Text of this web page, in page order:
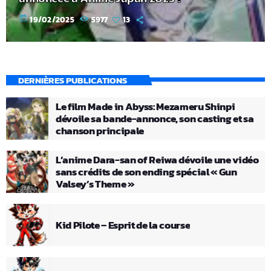
today 19/02/2025 5977 13
DERNIÈRES PUBLICATIONS
Le film Made in Abyss: Mezameru Shinpi
dévoile sa bande-annonce, son casting et sa
chanson principale
L’anime Dara-san of Reiwa dévoile une vidéo
sans crédits de son ending spécial « Gun
Valsey’s Theme »
Kid Pilote – Esprit de la course